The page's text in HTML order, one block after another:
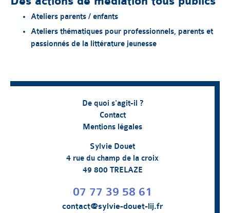
Ateliers parents / enfants
Ateliers thématiques pour professionnels, parents et
passionnés de la littérature jeunesse
De quoi s'agit-il ?
Contact
Mentions légales
Sylvie Douet
4 rue du champ de la croix
49 800 TRELAZE
07 77 39 58 61
contact@sylvie-douet-lij.fr